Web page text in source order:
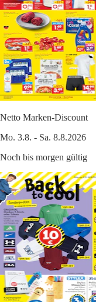
Netto Marken-Discount
Mo. 3.8. - Sa. 8.8.2026
Noch bis morgen gültig